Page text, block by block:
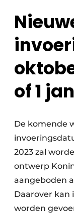
of 1
De komende
2023 zal
ontwerp
aangeboden
Daarover kan
worden